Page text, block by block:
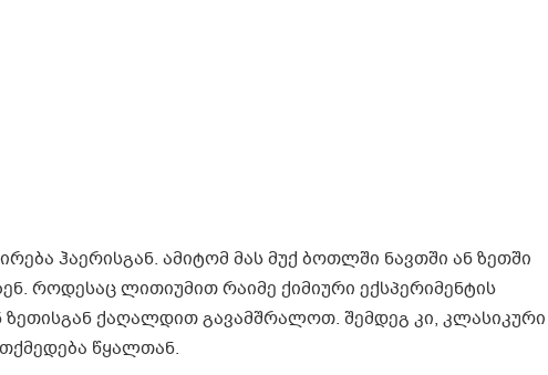
ჰაერისგან. ამიტომ მას მუქ ბოთლში ნავთში ან ზეთში
როდესაც ლითიუმით რაიმე ქიმიური ექსპერიმენტის
ქაღალდით გავამშრალოთ. შემდეგ კი, კლასიკური
წყალთან.